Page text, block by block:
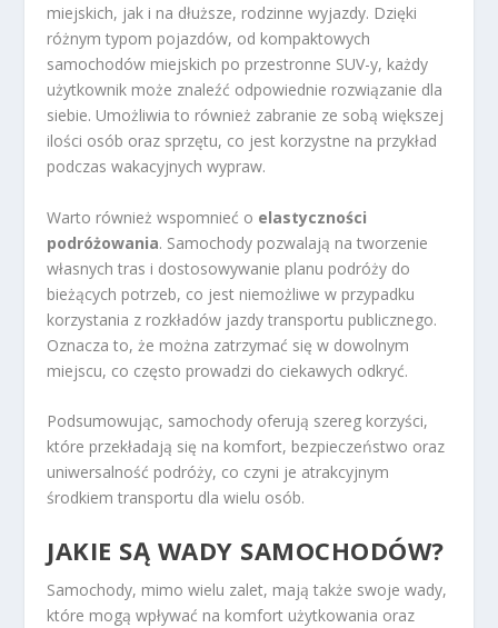
miejskich, jak i na dłuższe, rodzinne wyjazdy. Dzięki
różnym typom pojazdów, od kompaktowych
samochodów miejskich po przestronne SUV-y, każdy
użytkownik może znaleźć odpowiednie rozwiązanie dla
siebie. Umożliwia to również zabranie ze sobą większej
ilości osób oraz sprzętu, co jest korzystne na przykład
podczas wakacyjnych wypraw.
Warto również wspomnieć o elastyczności
podróżowania. Samochody pozwalają na tworzenie
własnych tras i dostosowywanie planu podróży do
bieżących potrzeb, co jest niemożliwe w przypadku
korzystania z rozkładów jazdy transportu publicznego.
Oznacza to, że można zatrzymać się w dowolnym
miejscu, co często prowadzi do ciekawych odkryć.
Podsumowując, samochody oferują szereg korzyści,
które przekładają się na komfort, bezpieczeństwo oraz
uniwersalność podróży, co czyni je atrakcyjnym
środkiem transportu dla wielu osób.
JAKIE SĄ WADY SAMOCHODÓW?
Samochody, mimo wielu zalet, mają także swoje wady,
które mogą wpływać na komfort użytkowania oraz